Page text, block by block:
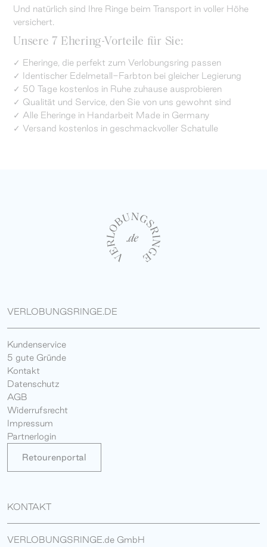
Und natürlich sind Ihre Ringe beim Transport in voller Höhe
versichert.
Unsere 7 Ehering-Vorteile für Sie:
✓ Eheringe, die perfekt zum Verlobungsring passen
✓ Identischer Edelmetall-Farbton bei gleicher Legierung
✓ 50 Tage kostenlos in Ruhe zuhause ausprobieren
✓ Qualität und Service, den Sie von uns gewohnt sind
✓ Alle Eheringe in Handarbeit Made in Germany
✓ Versand kostenlos in geschmackvoller Schatulle
VERLOBUNGSRINGE.DE
Kundenservice
5 gute Gründe
Kontakt
Datenschutz
AGB
Widerrufsrecht
Impressum
Partnerlogin
Retourenportal
KONTAKT
VERLOBUNGSRINGE.de GmbH